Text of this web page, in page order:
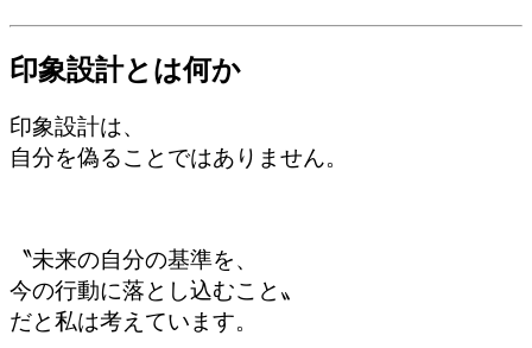
印象設計とは何か
印象設計は、
自分を偽ることではありません。
〝未来の自分の基準を、
今の行動に落とし込むこと〟
だと私は考えています。